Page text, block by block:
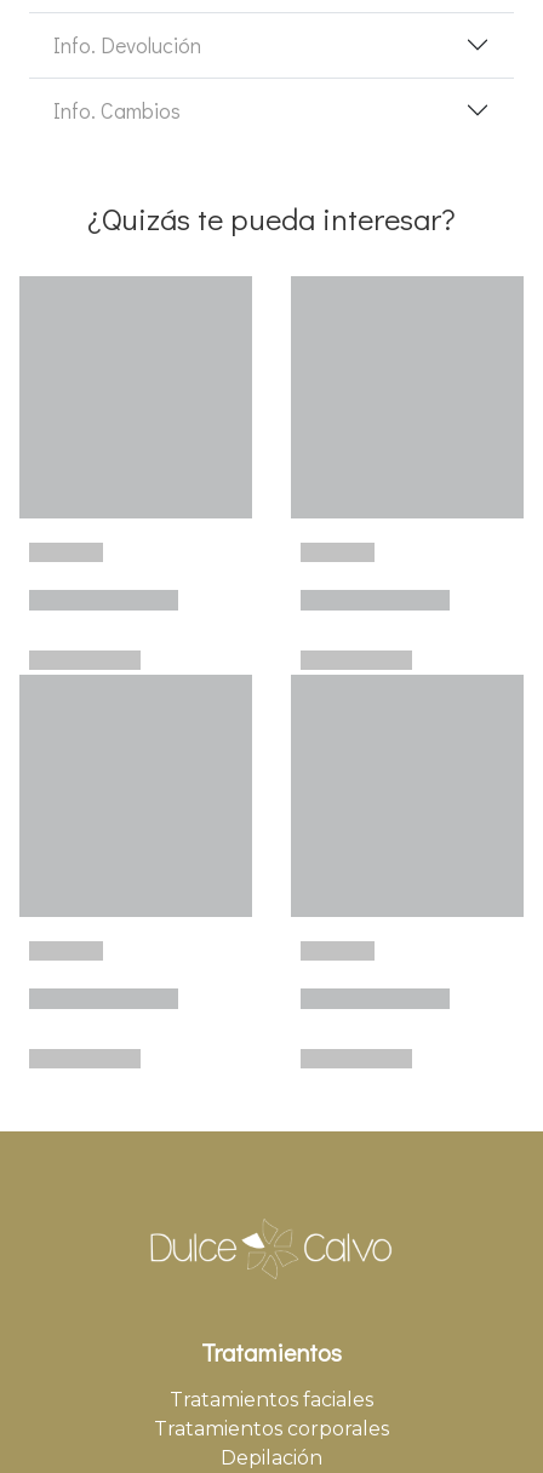
Info. Devolución
Info. Cambios
¿Quizás te pueda interesar?
Tratamientos
Tratamientos faciales
Tratamientos corporales
Depilación